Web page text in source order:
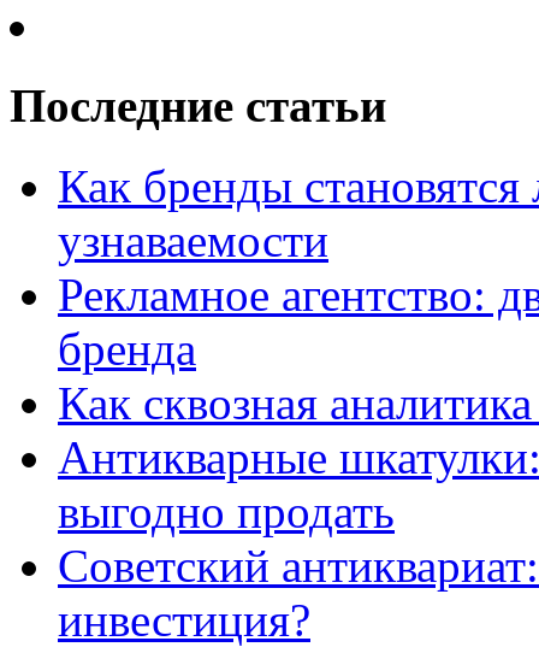
Последние статьи
Как бренды
узнаваемости
Рекламное агентство:
бренда
Как сквозная
Антикварные
выгодно продать
Советский
инвестиция?